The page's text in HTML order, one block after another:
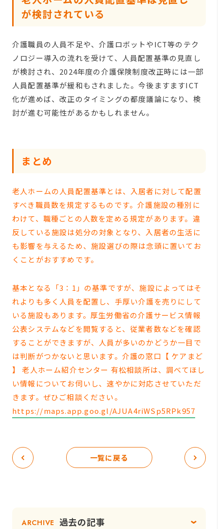
が検討されている
介護職員の人員不足や、介護ロボットやICT等のテク
ノロジー導入の流れを受けて、人員配置基準の見直し
が検討され、2024年度の介護保険制度改正時には一部
人員配置基準が緩和もされました。今後ますますICT
化が進めば、改正のタイミングの都度議論になり、検
討が進む可能性があるかもしれません。
まとめ
老人ホームの人員配置基準とは、入居者に対して配置
すべき職員数を規定するものです。介護施設の種別に
わけて、職種ごとの人数を定める規定があります。違
反している施設は処分の対象となり、入居者の生活に
も影響を与えるため、施設選びの際は念頭に置いてお
くことがおすすめです。
基本となる「3：1」の基準ですが、施設によってはそ
れよりも多く人員を配置し、手厚い介護を売りにして
いる施設もあります。厚生労働省の介護サービス情報
公表システムなどを閲覧すると、従業者数などを確認
することができますが、人員が多いのかどうか一目で
は判断がつかないと思います。介護の窓口【 ケアまど
】 老人ホーム紹介センター 有松相談所は、調べてほし
い情報についてお伺いし、速やかに対応させていただ
きます。ぜひご相談ください。
https://maps.app.goo.gl/AJUA4riWSp5RPk957
一覧に戻る
ARCHIVE 過去の記事